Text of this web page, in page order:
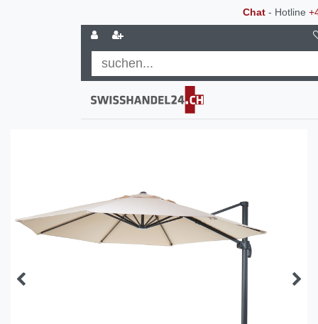
Chat- Hotline